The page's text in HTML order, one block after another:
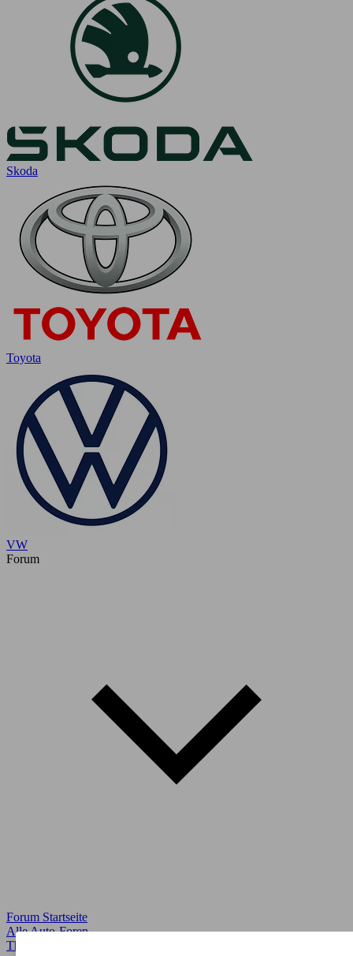
Skoda
Toyota
VW
Forum
Forum Startseite
Alle Auto-Foren
Themen-Forum